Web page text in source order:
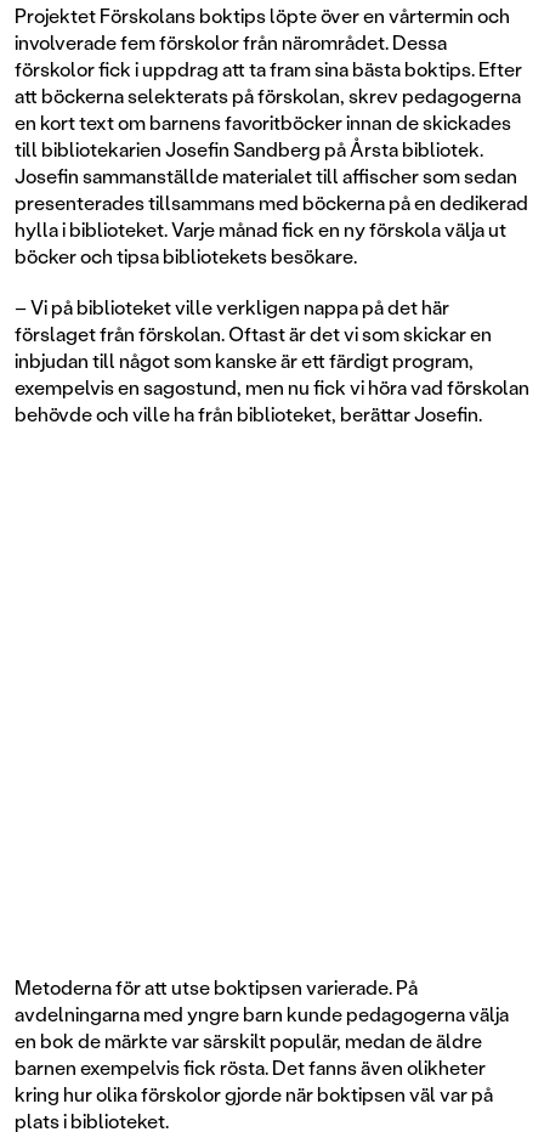
Projektet Förskolans boktips löpte över en vårtermin och
involverade fem förskolor från närområdet. Dessa
förskolor fick i uppdrag att ta fram sina bästa boktips. Efter
att böckerna selekterats på förskolan, skrev pedagogerna
en kort text om barnens favoritböcker innan de skickades
till bibliotekarien Josefin Sandberg på Årsta bibliotek.
Josefin sammanställde materialet till affischer som sedan
presenterades tillsammans med böckerna på en dedikerad
hylla i biblioteket. Varje månad fick en ny förskola välja ut
böcker och tipsa bibliotekets besökare.
– Vi på biblioteket ville verkligen nappa på det här
förslaget från förskolan. Oftast är det vi som skickar en
inbjudan till något som kanske är ett färdigt program,
exempelvis en sagostund, men nu fick vi höra vad förskolan
behövde och ville ha från biblioteket, berättar Josefin.
Metoderna för att utse boktipsen varierade. På
avdelningarna med yngre barn kunde pedagogerna välja
en bok de märkte var särskilt populär, medan de äldre
barnen exempelvis fick rösta. Det fanns även olikheter
kring hur olika förskolor gjorde när boktipsen väl var på
plats i biblioteket.